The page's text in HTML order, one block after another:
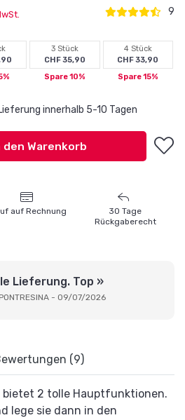
9
3 Stück
CHF 35,90
Spare 10%
4 Stück
CHF 33,90
Spare 15%
innerhalb 5-10 Tagen
den Warenkorb
auf Rechnung
30 Tage
Rückgaberecht
Lieferung. Top »
PONTRESINA - 09/07/2026
(9)
bietet 2 tolle Hauptfunktionen.
lege sie dann in den